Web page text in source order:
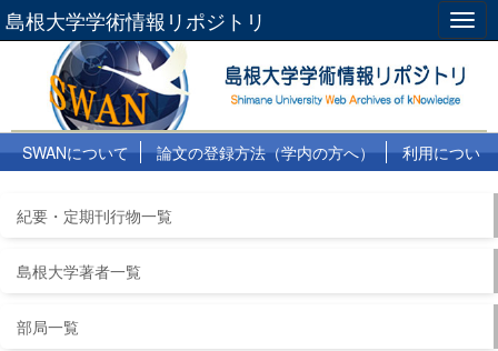
島根大学学術情報リポジトリ
SWANについて 論文の登録方法（学内の方へ）
利用につい
紀要・定期刊行物一覧
島根大学著者一覧
部局一覧